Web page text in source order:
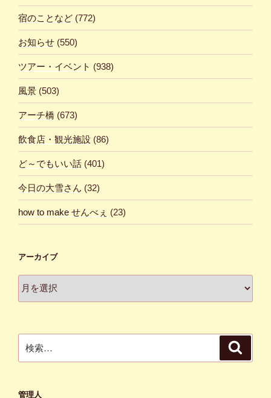
宿のことなど (772)
お知らせ (550)
ツアー・イベント (938)
風景 (503)
アーチ橋 (673)
飲食店・観光施設 (86)
ど～でもいい話 (401)
今日の大雪さん (32)
how to make せんべぇ (23)
アーカイブ
ー
索:
管理人